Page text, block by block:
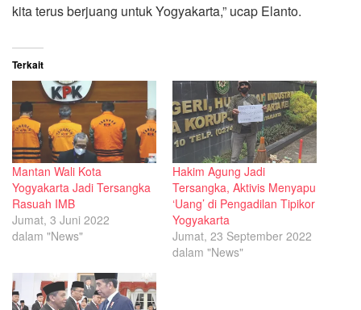
kita terus berjuang untuk Yogyakarta,” ucap Elanto.
Terkait
Mantan Wali Kota
Yogyakarta Jadi Tersangka
Rasuah IMB
Jumat, 3 Juni 2022
dalam "News"
Hakim Agung Jadi
Tersangka, Aktivis Menyapu
‘Uang’ di Pengadilan Tipikor
Yogyakarta
Jumat, 23 September 2022
dalam "News"